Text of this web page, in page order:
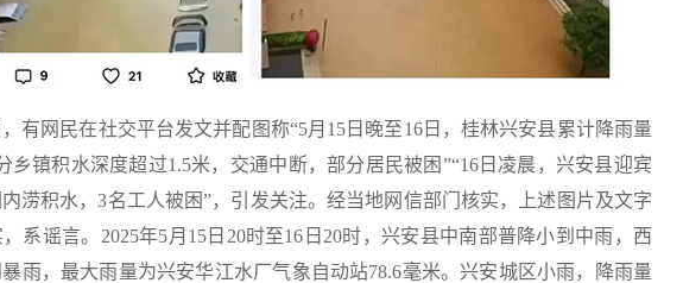
有网民在社交平台发文并配图称“5月15日晚至16日，桂林兴安县累计降雨量
乡镇积水深度超过1.5米，交通中断，部分居民被困”“16日凌晨，兴安县迎宾
涝积水，3名工人被困”，引发关注。经当地网信部门核实，上述图片及文字
系谣言。2025年5月15日20时至16日20时，兴安县中南部普降小到中雨，西
雨，最大雨量为兴安华江水厂气象自动站78.6毫米。兴安城区小雨，降雨量